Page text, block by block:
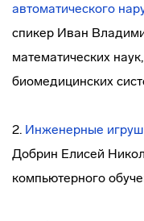
автоматического
спикер Иван
математических
биомедицинских
2. Инженерные
Добрин Елисей
компьютерного